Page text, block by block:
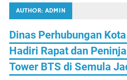
AUTHOR:ADMIN
Dinas Perhubungan
Hadiri Rapat dan
Tower BTS di Semula